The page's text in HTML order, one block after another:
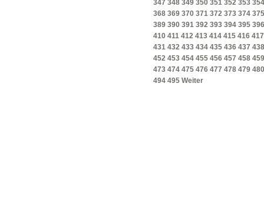
347 348 349 350 351 352 353 354
368 369 370 371 372 373 374 375
389 390 391 392 393 394 395 396
410 411 412 413 414 415 416 417
431 432 433 434 435 436 437 438
452 453 454 455 456 457 458 459
473 474 475 476 477 478 479 480
494 495 Weiter